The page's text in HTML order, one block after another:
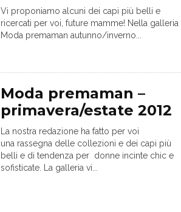
Vi proponiamo alcuni dei capi più belli e
ricercati per voi, future mamme! Nella galleria
Moda premaman autunno/inverno...
Moda premaman –
primavera/estate 2012
La nostra redazione ha fatto per voi
una rassegna delle collezioni e dei capi più
belli e di tendenza per donne incinte chic e
sofisticate. La galleria vi...